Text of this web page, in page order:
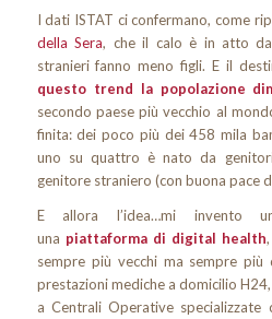
I dati ISTAT ci confermano, come
della Sera, che il calo è in atto
stranieri fanno meno figli. E il
questo trend la popolazione
secondo paese più vecchio al
finita: dei poco più dei 458 mila
uno su quattro è nato da
genitore straniero (con buona pace
E allora l’idea…mi invento
una piattaforma di digital health
sempre più vecchi ma sempre
prestazioni mediche a domicilio
a Centrali Operative specializzate